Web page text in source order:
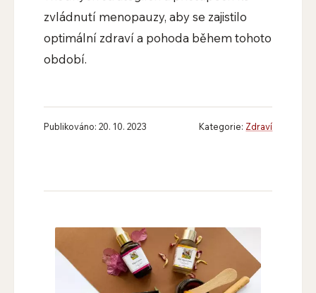
zvládnutí menopauzy, aby se zajistilo
optimální zdraví a pohoda během tohoto
období.
Publikováno: 20. 10. 2023 Kategorie: Zdraví